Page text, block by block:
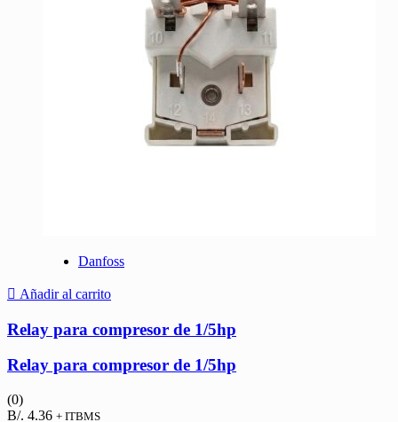
Danfoss
Añadir al carrito
Relay para compresor de 1/5hp
Relay para compresor de 1/5hp
(0)
B/. 4.36 + ITBMS